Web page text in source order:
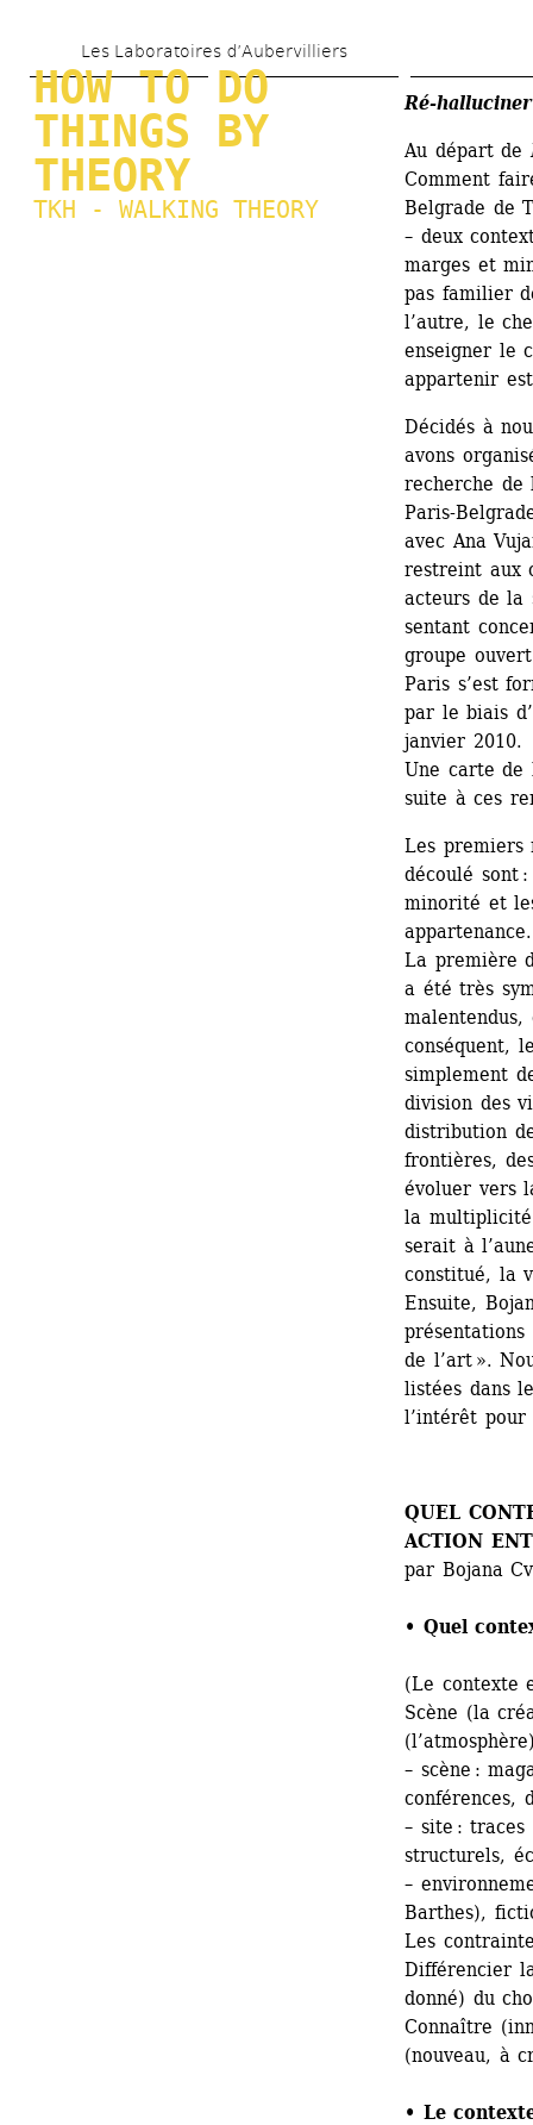
au
contenu
principal
Les Laboratoires d’Aubervilliers
HOW TO DO
THINGS BY
THEORY
TKH - WALKING THEORY
Ré-
Au départ de
Comment
Belgrade de
– deux
marges et
pas familier
l’autre, le
enseigner le
appartenir
Décidés à
avons
recherche de
Paris-
avec Ana
restreint aux
acteurs de la
sentant
groupe
Paris s’est
par le biais
janvier 2010.
Une carte de
suite à ces
Les premiers
découlé sont
minorité et
appartenance.
La première
a été très
conséquent,
simplement
division des
distribution
frontières,
évoluer vers
la multiplicité
serait à
constitué, la
Ensuite,
présentations
de l’art ».
listées dans
l’intérêt
QUEL
ACTION
par Bojana
• Quel
(Le contexte
Scène (la
– scène :
conférences,
– site : traces
structurels,
–
Barthes),
Les
Différencier
donné) du
Connaître
(nouveau, à
• Le